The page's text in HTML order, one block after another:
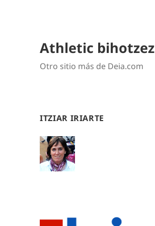
Athletic bihotzez
Otro sitio más de Deia.com
ITZIAR IRIARTE